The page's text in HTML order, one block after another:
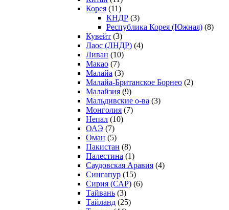
Корея (11)
КНДР (3)
Республика Корея (Южная) (8)
Кувейт (3)
Лаос (ЛНДР) (4)
Ливан (10)
Макао (7)
Малайа (3)
Малайа-Британское Борнео (2)
Малайзия (9)
Мальдивские о-ва (3)
Монголия (7)
Непал (10)
ОАЭ (7)
Оман (5)
Пакистан (8)
Палестина (1)
Саудовская Аравия (4)
Сингапур (15)
Сирия (САР) (6)
Тайвань (3)
Тайланд (25)